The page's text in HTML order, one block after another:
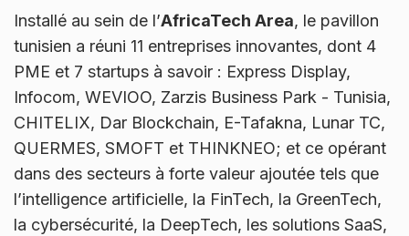
Installé au sein de l’AfricaTech Area, le pavillon
tunisien a réuni 11 entreprises innovantes, dont 4
PME et 7 startups à savoir : Express Display,
Infocom, WEVIOO, Zarzis Business Park - Tunisia,
CHITELIX, Dar Blockchain, E-Tafakna, Lunar TC,
QUERMES, SMOFT et THINKNEO; et ce opérant
dans des secteurs à forte valeur ajoutée tels que
l’intelligence artificielle, la FinTech, la GreenTech,
la cybersécurité, la DeepTech, les solutions SaaS,